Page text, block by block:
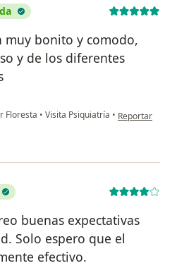
muy bonito y comodo,
y de los diferentes
Floresta • Visita Psiquiatría • en opinión del
Reportar
buenas expectativas
Solo espero que el
efectivo.